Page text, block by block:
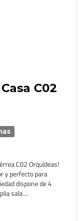
C02
C02 Orquídeas!
y perfecto para
dispone de 4
sala ...